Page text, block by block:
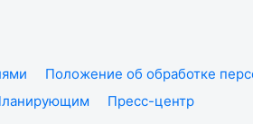
Положение об обработке
Пресс-центр